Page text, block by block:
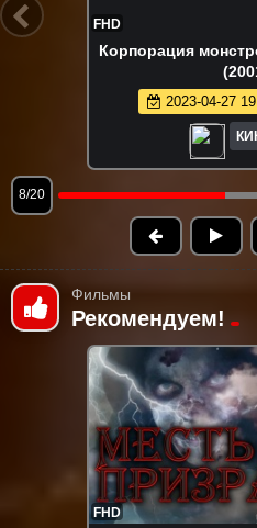
FHD
Зверополис |
2024-12-16
9/20
Фильмы
Рекомендуем!
FHD